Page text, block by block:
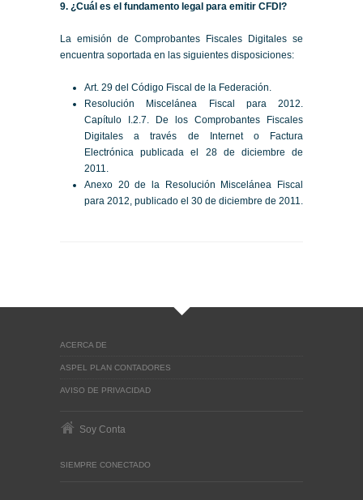
9. ¿Cuál es el fundamento legal para emitir CFDI?
La emisión de Comprobantes Fiscales Digitales se
encuentra soportada en las siguientes disposiciones:
Art. 29 del Código Fiscal de la Federación.
Resolución Miscelánea Fiscal para 2012.
Capítulo I.2.7. De los Comprobantes Fiscales
Digitales a través de Internet o Factura
Electrónica publicada el 28 de diciembre de
2011.
Anexo 20 de la Resolución Miscelánea Fiscal
para 2012, publicado el 30 de diciembre de 2011.
ACERCA DE
ASPEL PLAN CONTADORES
AVISO DE PRIVACIDAD
Soy Conta
SIEMPRE CONECTADO